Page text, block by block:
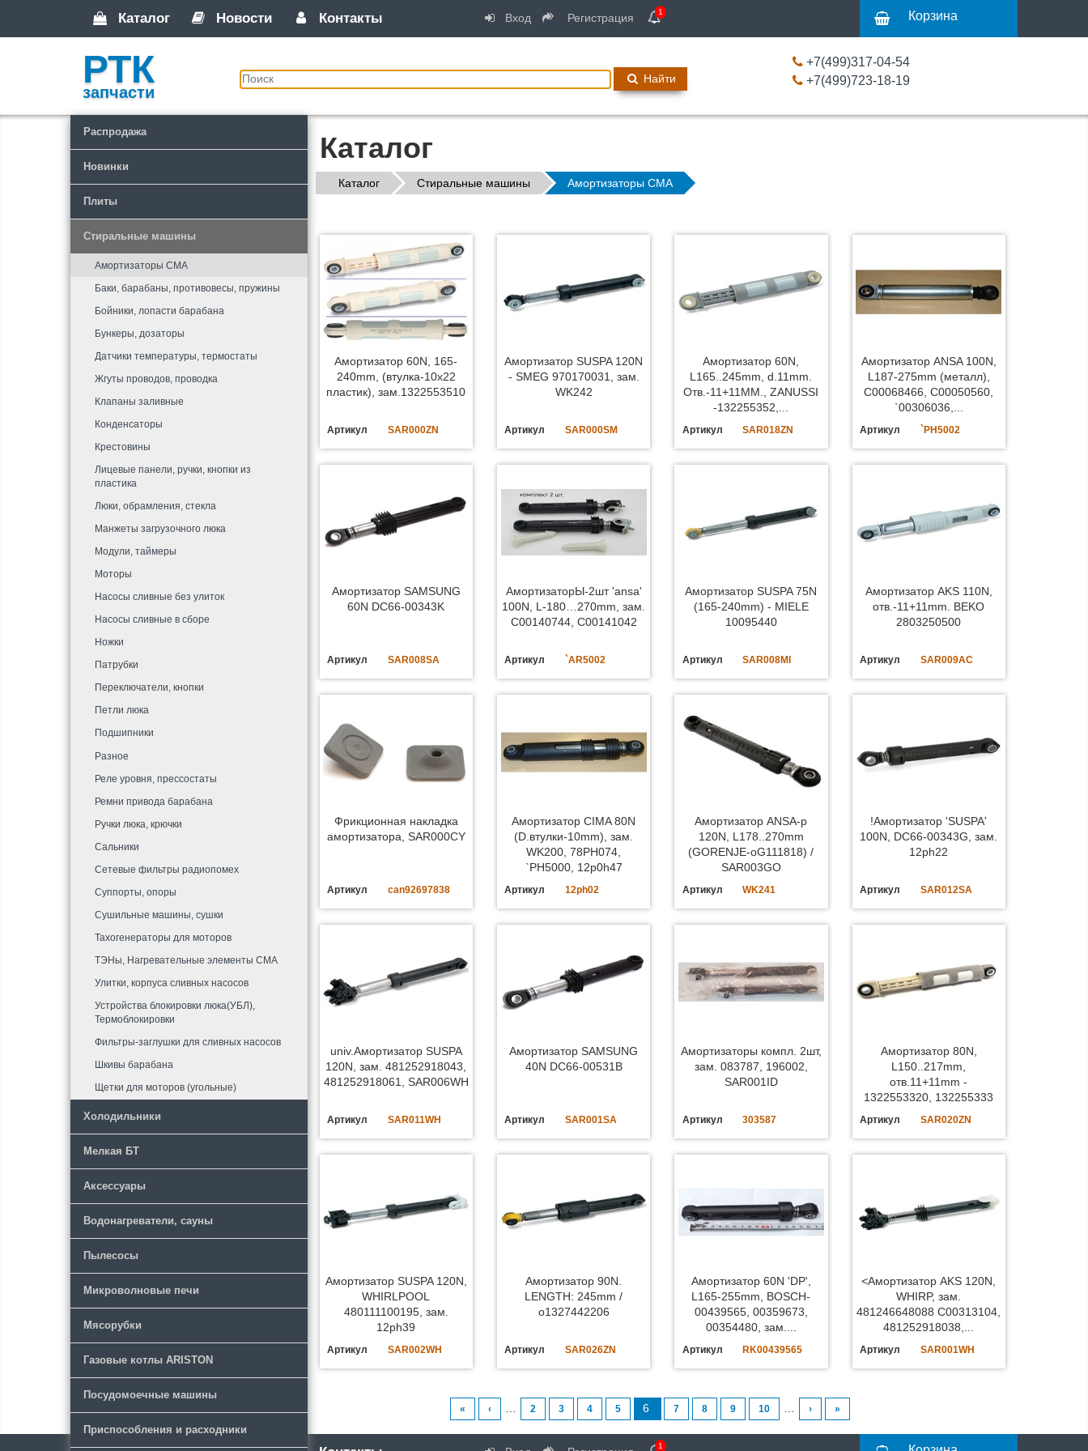
Каталог Новости Контакты Вход Регистрация 1 Корзина
РТК
запчасти
Найти
+7(499)317-04-54
+7(499)723-18-19
Распродажа
Новинки
Плиты
Стиральные машины
Амортизаторы СМА
Баки, барабаны, противовесы, пружины
Бойники, лопасти барабана
Бункеры, дозаторы
Датчики температуры, термостаты
Жгуты проводов, проводка
Клапаны заливные
Конденсаторы
Крестовины
Лицевые панели, ручки, кнопки из
пластика
Люки, обрамления, стекла
Манжеты загрузочного люка
Модули, таймеры
Моторы
Насосы сливные без улиток
Насосы сливные в сборе
Ножки
Патрубки
Переключатели, кнопки
Петли люка
Подшипники
Разное
Реле уровня, прессостаты
Ремни привода барабана
Ручки люка, крючки
Сальники
Сетевые фильтры радиопомех
Суппорты, опоры
Сушильные машины, сушки
Тахогенераторы для моторов
ТЭНы, Нагревательные элементы СМА
Улитки, корпуса сливных насосов
Устройства блокировки люка(УБЛ),
Термоблокировки
Фильтры-заглушки для сливных насосов
Шкивы барабана
Щетки для моторов (угольные)
Холодильники
Мелкая БТ
Аксессуары
Водонагреватели, сауны
Пылесосы
Микроволновые печи
Мясорубки
Газовые котлы ARISTON
Посудомоечные машины
Приспособления и расходники
Каталог
Каталог Стиральные машины Амортизаторы СМА
Амортизатор 60N, 165-
240mm, (втулка-10x22
пластик), зам.1322553510
Артикул SAR000ZN
Амортизатор SUSPA 120N
- SMEG 970170031, зам.
WK242
Артикул SAR000SM
Амортизатор 60N,
L165..245mm, d.11mm.
Отв.-11+11MM., ZANUSSI
-132255352,...
Артикул SAR018ZN
Амортизатор ANSA 100N,
L187-275mm (металл),
C00068466, C00050560,
`00306036,...
Артикул `PH5002
Амортизатор SAMSUNG
60N DC66-00343K
Артикул SAR008SA
АмортизаторЫ-2шт 'ansa'
100N, L-180…270mm, зам.
C00140744, C00141042
Артикул `AR5002
Амортизатор SUSPA 75N
(165-240mm) - MIELE
10095440
Артикул SAR008MI
Амортизатор AKS 110N,
отв.-11+11mm. BEKO
2803250500
Артикул SAR009AC
Фрикционная накладка
амортизатора, SAR000CY
Артикул can92697838
Амортизатор CIMA 80N
(D.втулки-10mm), зам.
WK200, 78PH074,
`PH5000, 12p0h47
Артикул 12ph02
Амортизатор ANSA-p
120N, L178..270mm
(GORENJE-oG111818) /
SAR003GO
Артикул WK241
!Амортизатор 'SUSPA'
100N, DC66-00343G, зам.
12ph22
Артикул SAR012SA
univ.Амортизатор SUSPA
120N, зам. 481252918043,
481252918061, SAR006WH
Артикул SAR011WH
Амортизатор SAMSUNG
40N DC66-00531B
Артикул SAR001SA
Амортизаторы компл. 2шт,
зам. 083787, 196002,
SAR001ID
Артикул 303587
Амортизатор 80N,
L150..217mm,
отв.11+11mm -
1322553320, 132255333
Артикул SAR020ZN
Амортизатор SUSPA 120N,
WHIRLPOOL
480111100195, зам.
12ph39
Артикул SAR002WH
Амортизатор 90N.
LENGTH: 245mm /
o1327442206
Артикул SAR026ZN
Амортизатор 60N 'DP',
L165-255mm, BOSCH-
00439565, 00359673,
00354480, зам....
Артикул RK00439565
<Амортизатор AKS 120N,
WHIRP, зам.
481246648088 C00313104,
481252918038,...
Артикул SAR001WH
« ‹ 2 3 4 5 6 7 8 9 10 › »
1